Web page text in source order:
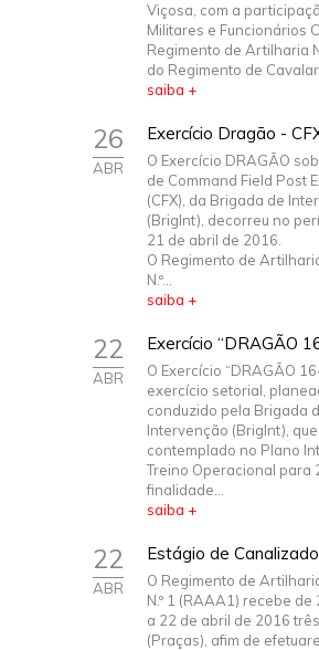
Viçosa, com a
Militares e Funcionários
Regimento de Artilharia
do Regimento de
saiba +
26
ABR
Exercício Dragão -
O Exercício DRAGÃO
de Command Field Post
(CFX), da Brigada de
(BrigInt), decorreu no
21 de abril de 2016.
O Regimento de
N.º...
saiba +
22
ABR
Exercício “DRAGÃO
O Exercício “DRAGÃO
exercício setorial,
conduzido pela Brigada
Intervenção (BrigInt),
contemplado no Plano
Treino Operacional para
finalidade...
saiba +
22
ABR
Estágio de
O Regimento de
N.º 1 (RAAA1) recebe
a 22 de abril de 2016
(Praças), afim de